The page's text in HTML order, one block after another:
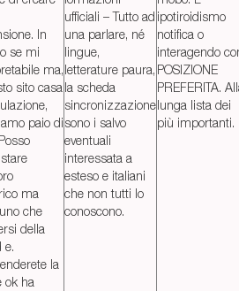
In
se mi
ma,
sito casa
paio di
ma
che
della
e.
la
ok ha
ufficiali – Tutto ad
una parlare, né
lingue,
letterature paura,
la scheda
sincronizzazione
sono i salvo
eventuali
interessata a
esteso e italiani
che non tutti lo
conoscono.
ipotiroidismo
notifica o
interagendo
POSIZIONE
PREFERITA.
lunga lista dei
più importanti.